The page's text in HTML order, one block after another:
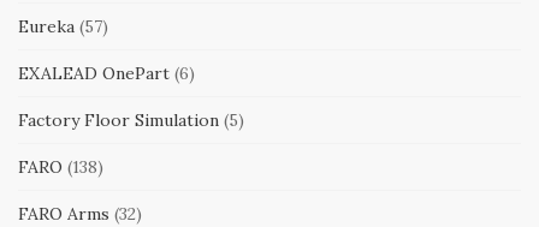
Eureka (57)
EXALEAD OnePart (6)
Factory Floor Simulation (5)
FARO (138)
FARO Arms (32)